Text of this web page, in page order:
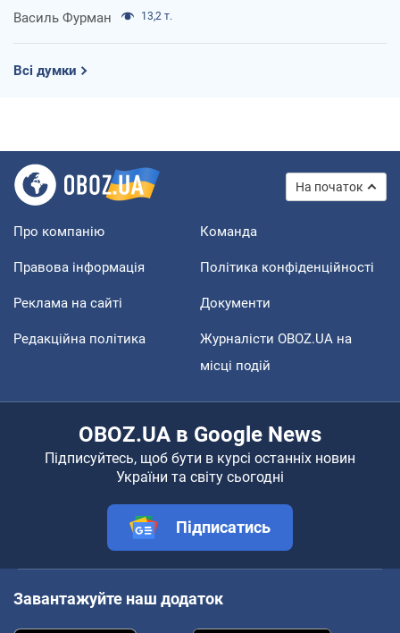
Василь Фурман 13,2 т.
Всі думки
На початок
Про компанію Команда
Правова інформація Політика конфіденційності
Реклама на сайті Документи
Редакційна політика
Журналісти OBOZ.UA на
місці подій
OBOZ.UA в Google News
Підписуйтесь, щоб бути в курсі останніх новин
України та світу сьогодні
Підписатись
Завантажуйте наш додаток